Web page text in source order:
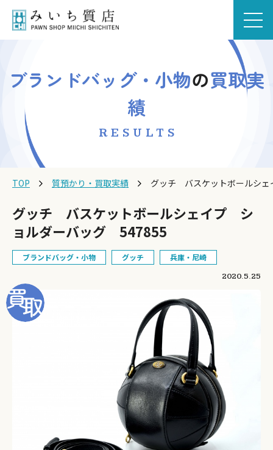
ブランドバッグ・小物の買取実
績
RESULTS
TOP 質預かり・買取実績 グッチ バスケットボールシ
グッチ バスケットボールシェイプ シ
ョルダーバッグ 547855
ブランドバッグ・小物 グッチ 兵庫・尼崎
2020.5.25